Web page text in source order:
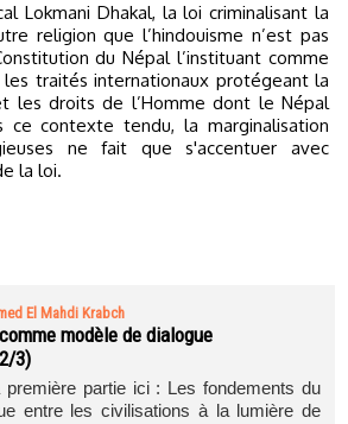
Lokmani Dhakal, la loi criminalisant la
religion que l’hindouisme n’est pas
du Népal l’instituant comme
traités internationaux protégeant la
les droits de l’Homme dont le Népal
ce contexte tendu, la marginalisation
ne fait que s'accentuer avec
la loi.
El Mahdi Krabch
modèle de dialogue
3)
première partie ici : Les fondements du
entre les civilisations à la lumière de